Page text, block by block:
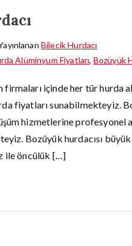
Bilecik Hurdacı
Alüminyum Fiyatları, Bozüyük
firmaları içinde her tür hurda
fiyatları sunabilmekteyiz.
hizmetlerine profesyonel
Bozüyük hurdacısı
ile öncülük […]